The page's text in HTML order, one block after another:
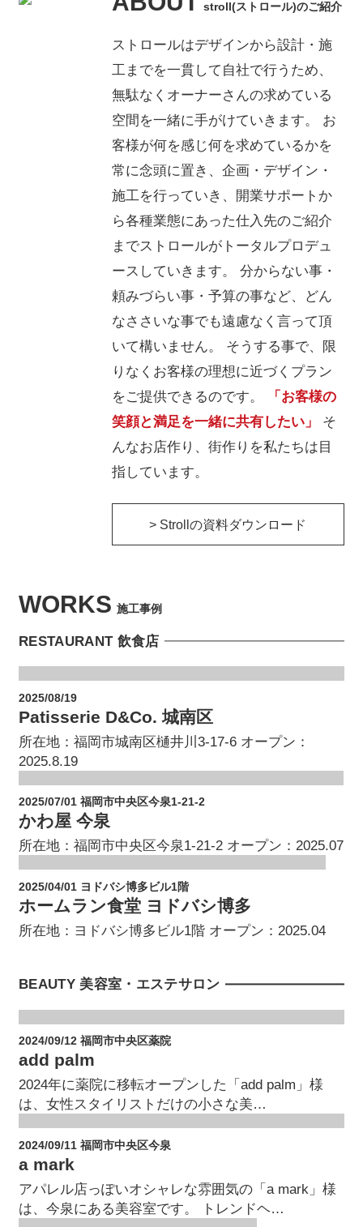
stroll(ストロール)のご紹介
ストロールはデザインから設計・施
工までを一貫して自社で行うため、
無駄なくオーナーさんの求めている
空間を一緒に手がけていきます。
お
客様が何を感じ何を求めているかを
常に念頭に置き、企画・デザイン・
施工を行っていき、開業サポートか
ら各種業態にあった仕入先のご紹介
までストロールがトータルプロデュ
ースしていきます。
分からない事・
頼みづらい事・予算の事など、どん
なささいな事でも遠慮なく言って頂
いて構いません。
そうする事で、限
りなくお客様の理想に近づくプラン
をご提供できるのです。
「お客様の
笑顔と満足を一緒に共有したい」
そ
んなお店作り、街作りを私たちは目
指しています。
> Strollの資料ダウンロード
WORKS 施工事例
RESTAURANT 飲食店
2025/08/19
Patisserie D&Co. 城南区
所在地：福岡市城南区樋井川3-17-6 オープン：
2025.8.19
2025/07/01 福岡市中央区今泉1-21-2
かわ屋 今泉
所在地：福岡市中央区今泉1-21-2 オープン：2025.07
2025/04/01 ヨドバシ博多ビル1階
ホームラン食堂 ヨドバシ博多
所在地：ヨドバシ博多ビル1階 オープン：2025.04
BEAUTY 美容室・エステサロン
2024/09/12 福岡市中央区薬院
add palm
2024年に薬院に移転オープンした「add palm」様
は、女性スタイリストだけの小さな美…
2024/09/11 福岡市中央区今泉
a mark
アパレル店っぽいオシャレな雰囲気の「a mark」様
は、今泉にある美容室です。 トレンドヘ…